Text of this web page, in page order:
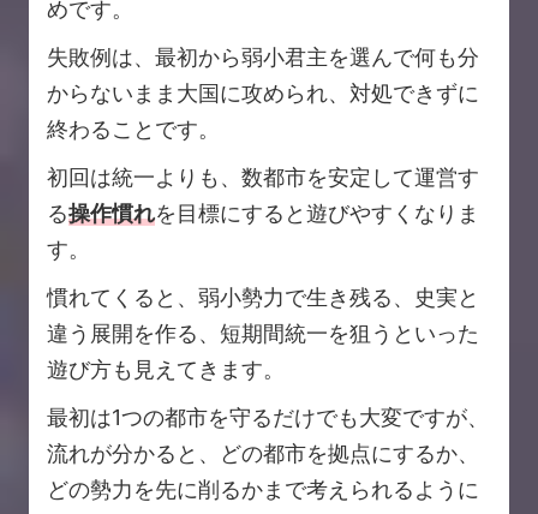
めです。
失敗例は、最初から弱小君主を選んで何も分
からないまま大国に攻められ、対処できずに
終わることです。
初回は統一よりも、数都市を安定して運営す
る操作慣れを目標にすると遊びやすくなりま
す。
慣れてくると、弱小勢力で生き残る、史実と
違う展開を作る、短期間統一を狙うといった
遊び方も見えてきます。
最初は1つの都市を守るだけでも大変ですが、
流れが分かると、どの都市を拠点にするか、
どの勢力を先に削るかまで考えられるように